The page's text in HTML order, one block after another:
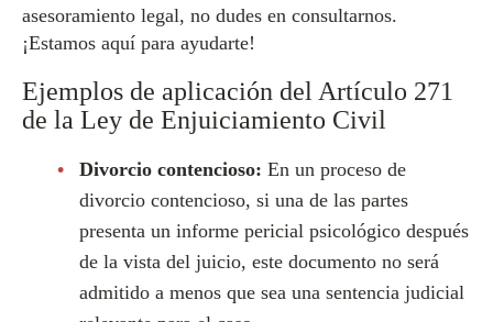
asesoramiento legal, no dudes en consultarnos.
¡Estamos aquí para ayudarte!
Ejemplos de aplicación del Artículo 271
de la Ley de Enjuiciamiento Civil
Divorcio contencioso: En un proceso de
divorcio contencioso, si una de las partes
presenta un informe pericial psicológico después
de la vista del juicio, este documento no será
admitido a menos que sea una sentencia judicial